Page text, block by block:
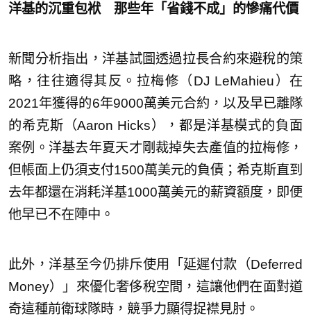
洋基的沉重包袱 那些年「省錢不成」的慘痛代價
新聞分析指出，洋基試圖透過拉長合約來避稅的策
略，往往適得其反。拉梅修（DJ LeMahieu）在
2021年獲得的6年9000萬美元合約，以及早已離隊
的希克斯（Aaron Hicks），都是洋基模式的負面
案例。洋基去年夏天才剛裁掉失去產值的拉梅修，
但帳面上仍須支付1500萬美元的負債；希克斯直到
去年都還在消耗洋基1000萬美元的薪資額度，即便
他早已不在陣中。
此外，洋基至今仍排斥使用「延遲付款（Deferred
Money）」來優化奢侈稅空間，這讓他們在面對道
奇這種前衛球隊時，競爭力顯得捉襟見肘。